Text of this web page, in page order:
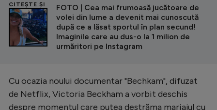
CITEȘTE ȘI
FOTO | Cea mai frumoasă jucătoare de
volei din lume a devenit mai cunoscută
după ce a lăsat sportul în plan secund!
Imaginile care au dus-o la 1 milion de
urmăritori pe Instagram
Cu ocazia noului documentar "Bechkam", difuzat
de Netflix, Victoria Beckham a vorbit deschis
despre momentul care putea destrăma mariajul cu